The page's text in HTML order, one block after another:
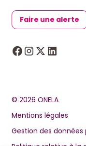
Faire une alerte
© 2026 ONELA
Mentions légales
Gestion des données